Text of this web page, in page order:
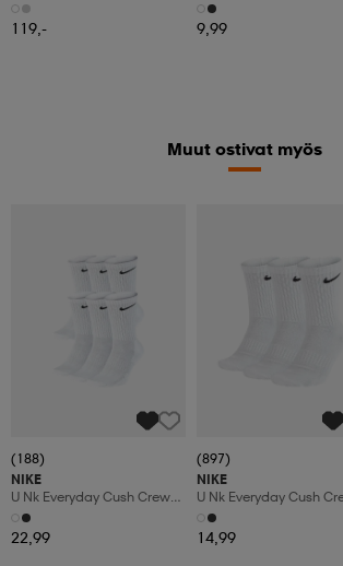
119,- 9,99
Muut ostivat myös
(188)
NIKE
U Nk Everyday Cush Crew
6pr-Bd
22,99
(897)
NIKE
U Nk Everyday Cush
3pr
14,99